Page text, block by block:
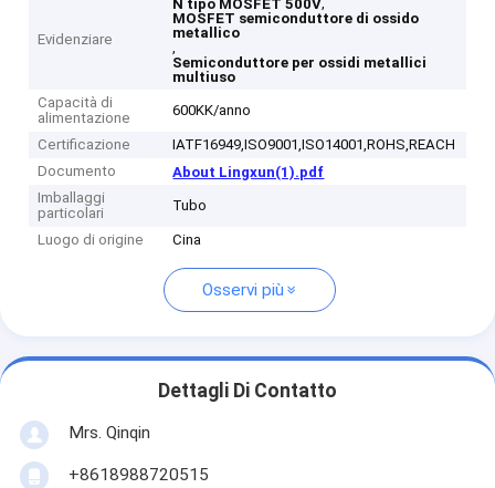
Evidenziare
N tipo MOSFET 500V
MOSFET semiconduttore di ossido
metallico
,
Semiconduttore per ossidi metallici
multiuso
Capacità di
alimentazione
600KK/anno
Certificazione
IATF16949,ISO9001,ISO14001,ROHS,REACH
Documento
About Lingxun(1).pdf
Imballaggi
particolari
Tubo
Luogo di origine Cina
Osservi più
Dettagli Di Contatto
Mrs. Qinqin
+8618988720515